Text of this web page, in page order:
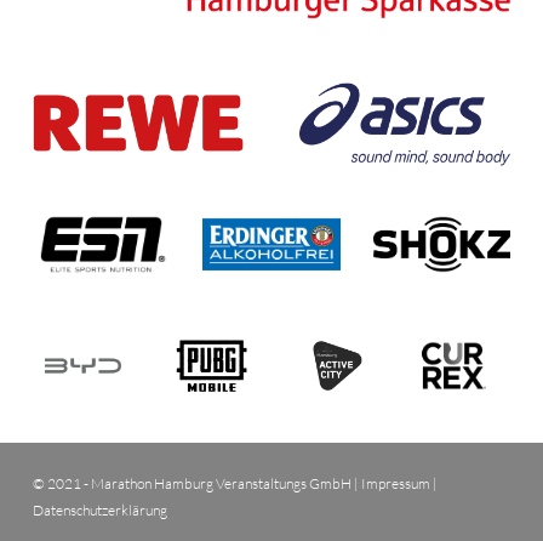
© 2021 - Marathon Hamburg Veranstaltungs GmbH | Impressum |
Datenschutzerklärung